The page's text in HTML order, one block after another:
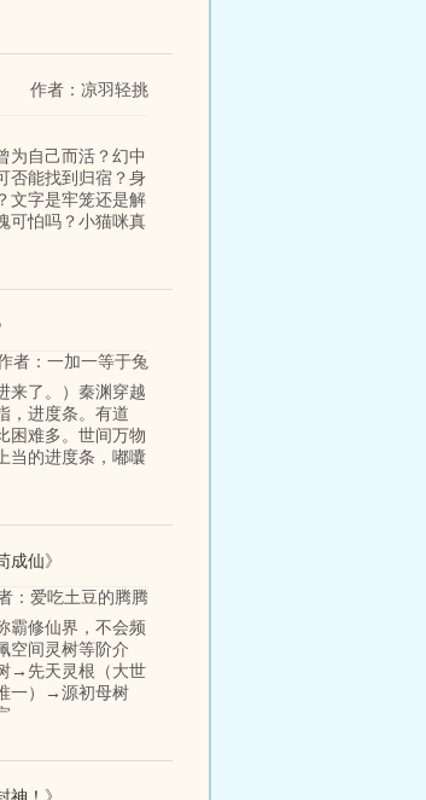
作者：凉羽轻挑
为自己而活？幻中
能找到归宿？身
文字是牢笼还是解
可怕吗？小猫咪真
者：一加一等于兔
份都是自己给的
来了。）秦渊穿越
，进度条。有道
困难多。世间万物
当的进度条，嘟囔
成仙》
：爱吃土豆的腾腾
霸修仙界，不会频
空间灵树等阶介
→先天灵根（大世
一）→源初母树